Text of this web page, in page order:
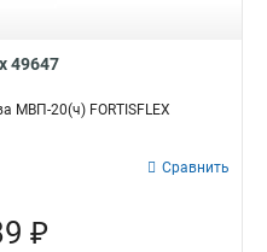
49647
МВП-20(ч) FORTISFLEX
Сравнить
₽